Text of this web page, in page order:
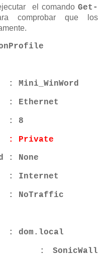
el comando Get-
comprobar que los
: 8
Private
: None
Internet
NoTraffic
SonicWall